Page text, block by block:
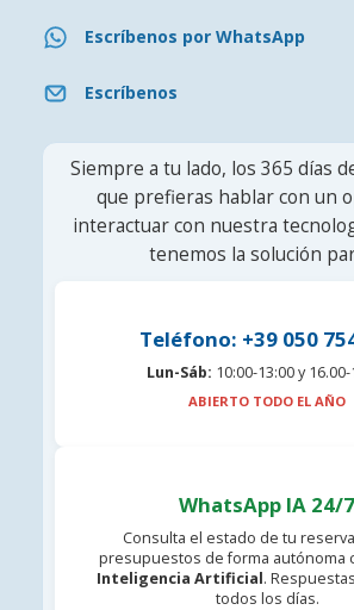
Escríbenos por WhatsApp
Escríbenos
Siempre a tu lado, los 365 días
que prefieras hablar con un
interactuar con nuestra
tenemos la solución
Teléfono: +39 050
Lun-Sáb: 10:00-13:00 y
ABIERTO TODO EL AÑO
WhatsApp IA 24/7
Consulta el estado de tu
presupuestos de forma autónoma
Inteligencia Artificial.
todos los días.